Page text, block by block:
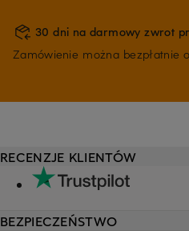
30 dni na darmowy zwrot
Zamówienie można bezpłatnie
RECENZJE KLIENTÓW
BEZPIECZEŃSTWO